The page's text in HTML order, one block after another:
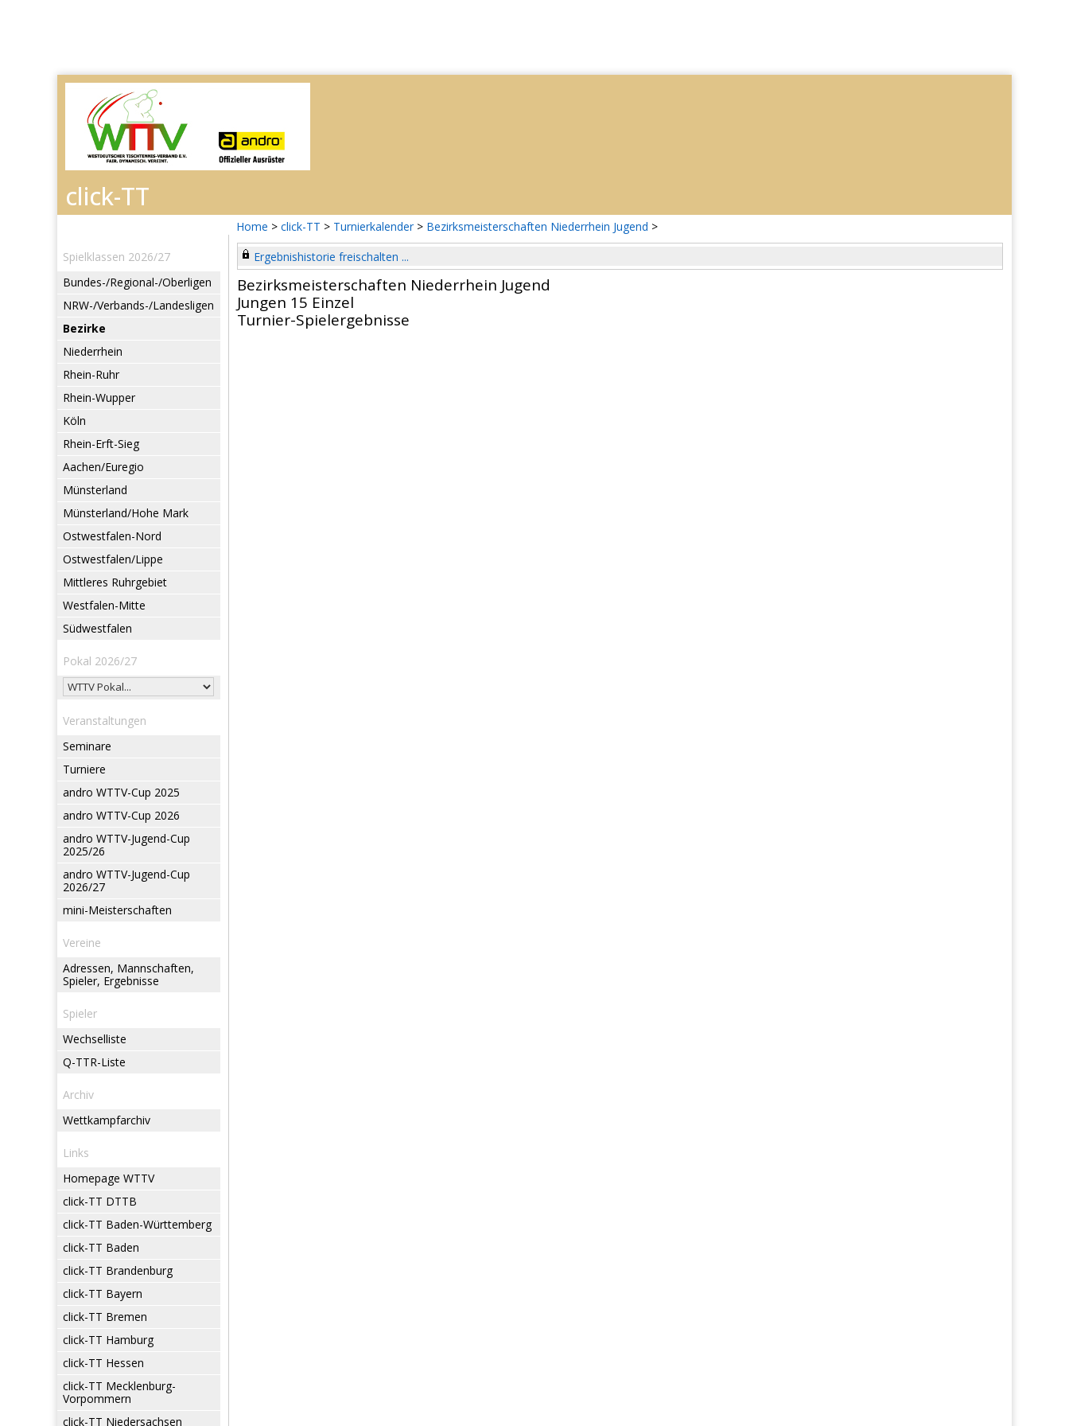
Home > click-TT > Turnierkalender > Bezirksmeisterschaften Niederrhein Jugend >
Spielklassen 2026/27
Bundes-/Regional-/Oberligen
NRW-/Verbands-/Landesligen
Bezirke
Niederrhein
Rhein-Ruhr
Rhein-Wupper
Köln
Rhein-Erft-Sieg
Aachen/Euregio
Münsterland
Münsterland/Hohe Mark
Ostwestfalen-Nord
Ostwestfalen/Lippe
Mittleres Ruhrgebiet
Westfalen-Mitte
Südwestfalen
Pokal 2026/27
Veranstaltungen
Seminare
Turniere
andro WTTV-Cup 2025
andro WTTV-Cup 2026
andro WTTV-Jugend-Cup
2025/26
andro WTTV-Jugend-Cup
2026/27
mini-Meisterschaften
Vereine
Adressen, Mannschaften,
Spieler, Ergebnisse
Spieler
Wechselliste
Q-TTR-Liste
Archiv
Wettkampfarchiv
Links
Homepage WTTV
click-TT DTTB
click-TT Baden-Württemberg
click-TT Baden
click-TT Brandenburg
click-TT Bayern
click-TT Bremen
click-TT Hamburg
click-TT Hessen
click-TT Mecklenburg-
Vorpommern
click-TT Niedersachsen
Ergebnishistorie freischalten ...
Bezirksmeisterschaften Niederrhein Jugend
Jungen 15 Einzel
Turnier-Spielergebnisse